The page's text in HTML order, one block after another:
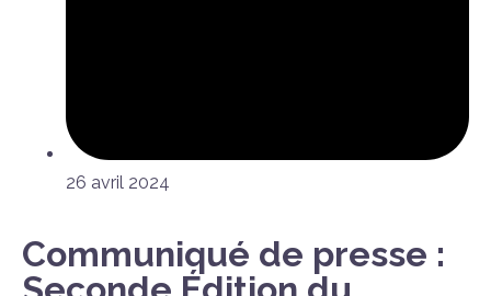
26 avril 2024
Communiqué de presse :